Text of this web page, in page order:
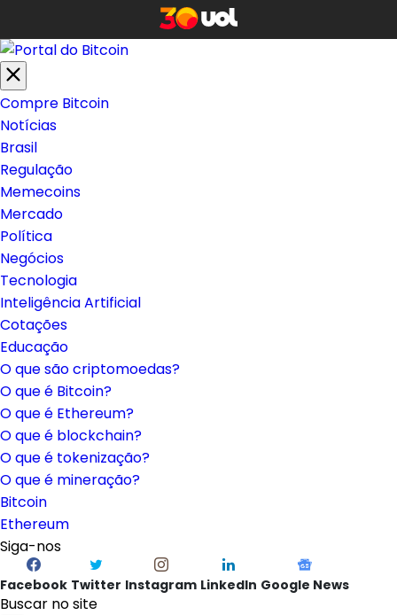
Compre Bitcoin
Notícias
Brasil
Regulação
Memecoins
Mercado
Política
Negócios
Tecnologia
Inteligência Artificial
Cotações
Educação
O que são criptomoedas?
O que é Bitcoin?
O que é Ethereum?
O que é blockchain?
O que é tokenização?
O que é mineração?
Bitcoin
Ethereum
Siga-nos
Facebook Twitter Instagram LinkedIn Google News
Buscar no site